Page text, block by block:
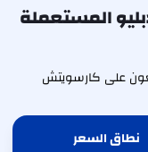
المستعملة
على كارسويتش
نطاق السعر